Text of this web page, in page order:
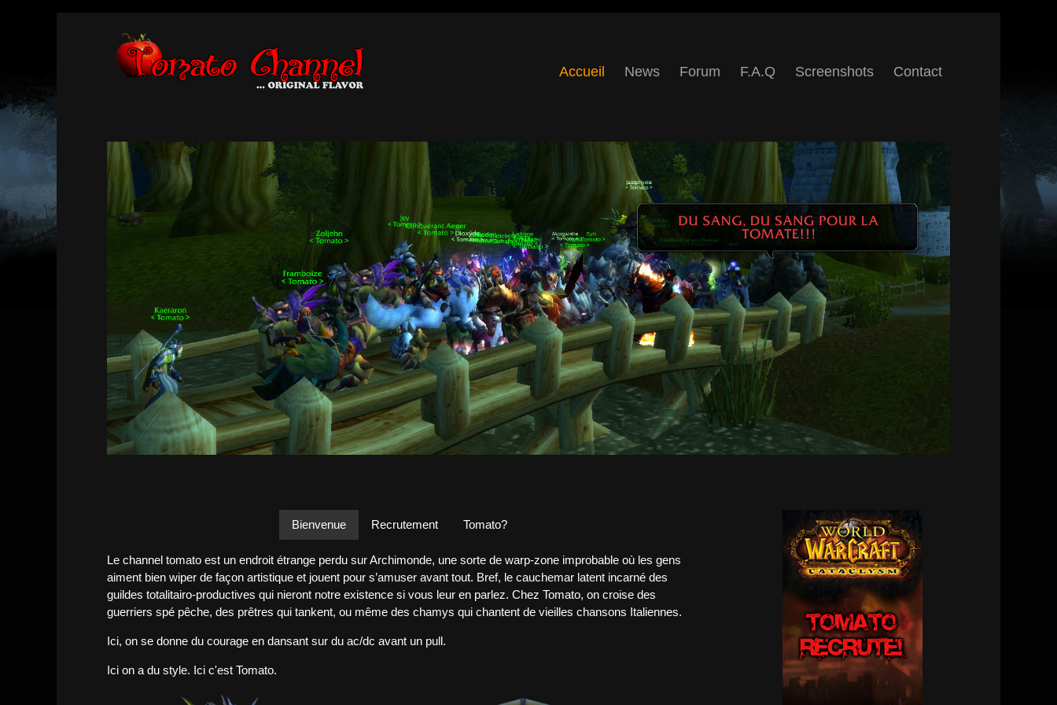
Accueil News Forum F.A.Q Screenshots Contact
Bienvenue Recrutement Tomato?
Le channel tomato est un endroit étrange perdu sur Archimonde, une sorte de warp-zone improbable où les gens
aiment bien wiper de façon artistique et jouent pour s’amuser avant tout. Bref, le cauchemar latent incarné des
guildes totalitairo-productives qui nieront notre existence si vous leur en parlez. Chez Tomato, on croise des
guerriers spé pêche, des prêtres qui tankent, ou même des chamys qui chantent de vieilles chansons Italiennes.
Ici, on se donne du courage en dansant sur du ac/dc avant un pull.
Ici on a du style. Ici c'est Tomato.